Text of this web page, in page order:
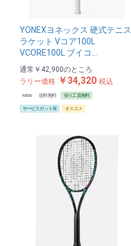
YONEXヨネックス 硬式テニス
ラケット Vコア100L
VCORE100L ブイコ…
通常 ￥42,900のところ
ラリー価格￥34,320 税込
NEW 送料無料 張り工賃無料
サービスガット有 オススメ